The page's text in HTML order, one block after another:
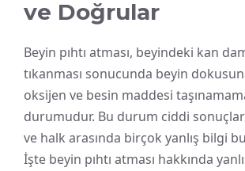
ve Doğrular
Beyin pıhtı atması, beyindeki kan
tıkanması sonucunda beyin
oksijen ve besin maddesi
durumudur. Bu durum ciddi
ve halk arasında birçok yanlış bilgi
İşte beyin pıhtı atması hakkında